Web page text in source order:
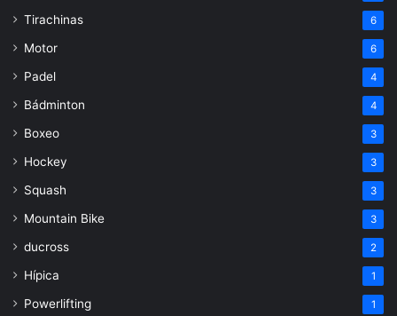
Tirachinas 6
Motor 6
Padel 4
Bádminton 4
Boxeo 3
Hockey 3
Squash 3
Mountain Bike 3
ducross 2
Hípica 1
Powerlifting 1